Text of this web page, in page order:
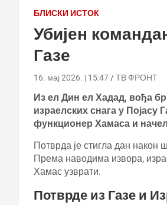
БЛИСКИ ИСТОК
Убијен
Газе
16. мај 2026. | 15:47 ТВ ФРОНТ
Из ел Дин ел Хадад, вођа
израелских снага у
функционер Хамаса и
Потврда је стигла дан
Према наводима извора,
Хамас узврати.
Потврде из Газе и